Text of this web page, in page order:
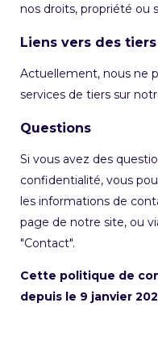
nos droits, propriété ou
Liens vers des tiers
Actuellement, nous ne
services de tiers sur
Questions
Si vous avez des
confidentialité, vous
les informations de
page de notre site, ou
"Contact".
Cette politique de
depuis le 9 janvier